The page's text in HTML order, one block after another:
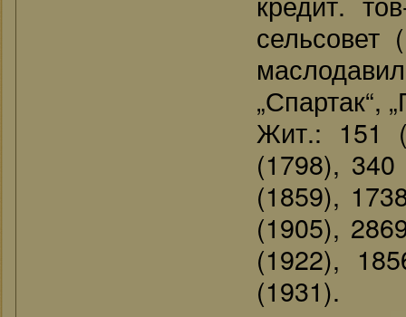
„Спартак“,
Жит.: 151
(1798),
(1859),
(1905),
(1922),
(1931).